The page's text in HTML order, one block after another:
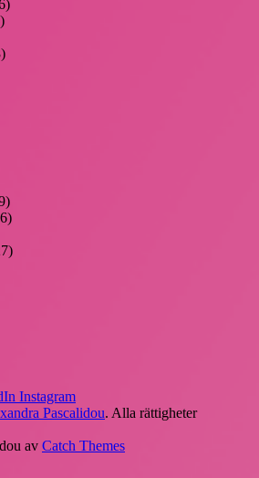
Instagram
Pascalidou. Alla rättigheter
av Catch Themes